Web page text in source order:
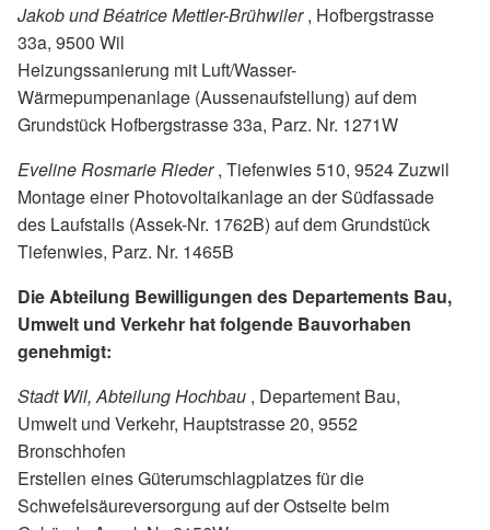
Jakob und Béatrice Mettler-Brühwiler, Hofbergstrasse
33a, 9500 Wil
Heizungssanierung mit Luft/Wasser-
Wärmepumpenanlage (Aussenaufstellung) auf dem
Grundstück Hofbergstrasse 33a, Parz. Nr. 1271W
Eveline Rosmarie Rieder, Tiefenwies 510, 9524 Zuzwil
Montage einer Photovoltaikanlage an der Südfassade
des Laufstalls (Assek-Nr. 1762B) auf dem Grundstück
Tiefenwies, Parz. Nr. 1465B
Die Abteilung Bewilligungen des Departements Bau,
Umwelt und Verkehr hat folgende Bauvorhaben
genehmigt:
Stadt Wil, Abteilung Hochbau , Departement Bau,
Umwelt und Verkehr, Hauptstrasse 20, 9552
Bronschhofen
Erstellen eines Güterumschlagplatzes für die
Schwefelsäureversorgung auf der Ostseite beim